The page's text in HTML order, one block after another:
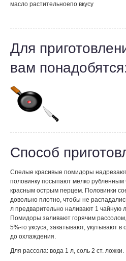
масло растительноепо вкусу
Для
вам
Способ
Спелые красивые помидоры
половинку посыпают мелко
красным острым перцем. Половинки
довольно плотно, чтобы не
л предварительно наливают 1 чайную
Помидоры заливают горячим
5%-го уксуса, закатывают, укутывают
до охлаждения.
Для рассола: вода 1 л, соль 2 ст. ложки.